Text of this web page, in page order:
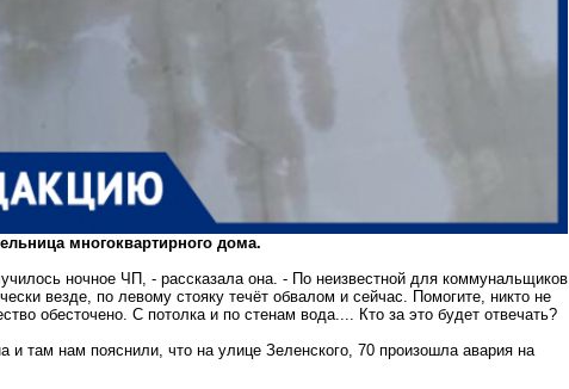
многоквартирного дома.
ночное ЧП, - рассказала она. - По неизвестной для коммунальщиков
везде, по левому стояку течёт обвалом и сейчас. Помогите, никто не
обесточено. С потолка и по стенам вода.... Кто за это будет отвечать?
и там нам пояснили, что на улице Зеленского, 70 произошла авария на